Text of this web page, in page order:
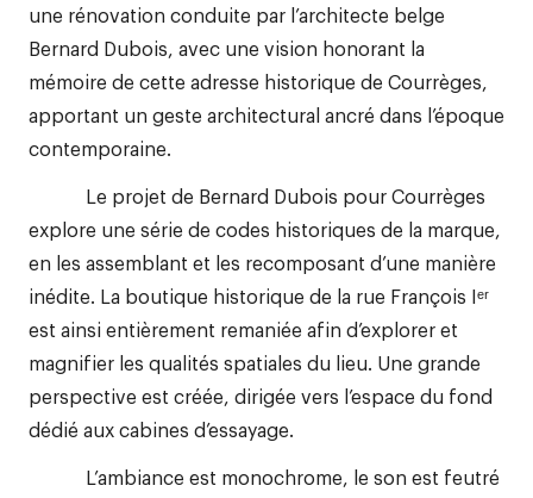
une rénovation conduite par l’architecte belge
Bernard Dubois, avec une vision honorant la
mémoire de cette adresse historique de Courrèges,
apportant un geste architectural ancré dans l’époque
contemporaine.
Le projet de Bernard Dubois pour Courrèges
explore une série de codes historiques de la marque,
en les assemblant et les recomposant d’une manière
inédite. La boutique historique de la rue François Iᵉʳ
est ainsi entièrement remaniée afin d’explorer et
magnifier les qualités spatiales du lieu. Une grande
perspective est créée, dirigée vers l’espace du fond
dédié aux cabines d’essayage.
L’ambiance est monochrome, le son est feutré